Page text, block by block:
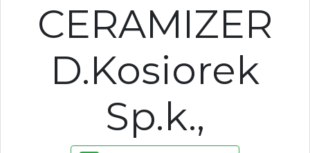
CERAMIZER
D.Kosiorek
Sp.k.,